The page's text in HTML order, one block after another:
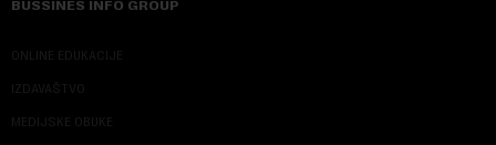
BUSSINES INFO GROUP
ONLINE EDUKACIJE
IZDAVAŠTVO
MEDIJSKE OBUKE